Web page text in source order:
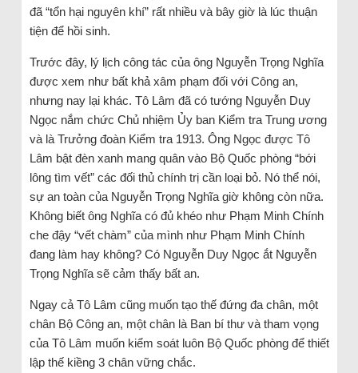
đã “tổn hại nguyên khí” rất nhiều và bây giờ là lúc thuận
tiện để hồi sinh.
Trước đây, lý lịch công tác của ông Nguyễn Trọng Nghĩa
được xem như bất khả xâm phạm đối với Công an,
nhưng nay lại khác. Tô Lâm đã có tướng Nguyễn Duy
Ngọc nắm chức Chủ nhiệm Ủy ban Kiểm tra Trung ương
và là Trưởng đoàn Kiểm tra 1913. Ông Ngọc được Tô
Lâm bật đèn xanh mang quân vào Bộ Quốc phòng “bới
lông tìm vết” các đối thủ chính trị cần loại bỏ. Nó thể nói,
sự an toàn của Nguyễn Trọng Nghĩa giờ không còn nữa.
Không biết ông Nghĩa có đủ khéo như Phạm Minh Chính
che đậy “vết chàm” của mình như Phạm Minh Chính
đang làm hay không? Có Nguyễn Duy Ngọc ắt Nguyễn
Trọng Nghĩa sẽ cảm thấy bất an.
Ngay cả Tô Lâm cũng muốn tạo thế đứng đa chân, một
chân Bộ Công an, một chân là Ban bí thư và tham vọng
của Tô Lâm muốn kiểm soát luôn Bộ Quốc phòng để thiết
lập thế kiềng 3 chân vững chắc.